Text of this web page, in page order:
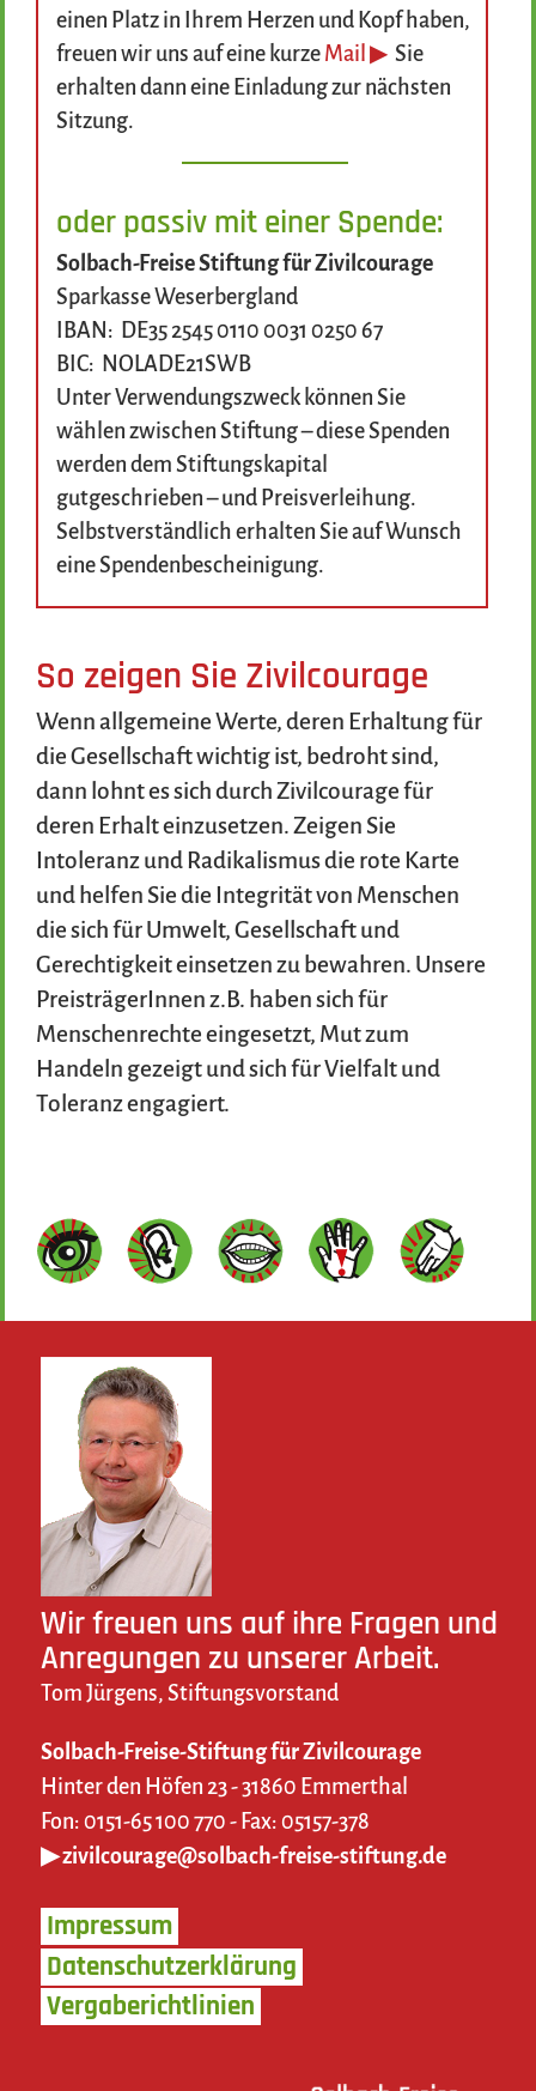
einen Platz in Ihrem Herzen und Kopf haben,
freuen wir uns auf eine kurze Mail ▶Sie
erhalten dann eine Einladung zur nächsten
Sitzung.
oder passiv mit einer Spende:
Solbach-Freise Stiftung für Zivilcourage
Sparkasse Weserbergland
IBAN: DE35 2545 0110 0031 0250 67
BIC: NOLADE21SWB
Unter Verwendungszweck können Sie
wählen zwischen Stiftung – diese Spenden
werden dem Stiftungskapital
gutgeschrieben – und Preisverleihung.
Selbstverständlich erhalten Sie auf Wunsch
eine Spendenbescheinigung.
So zeigen Sie Zivilcourage
Wenn allgemeine Werte, deren Erhaltung für
die Gesellschaft wichtig ist, bedroht sind,
dann lohnt es sich durch Zivilcourage für
deren Erhalt einzusetzen. Zeigen Sie
Intoleranz und Radikalismus die rote Karte
und helfen Sie die Integrität von Menschen
die sich für Umwelt, Gesellschaft und
Gerechtigkeit einsetzen zu bewahren. Unsere
PreisträgerInnen z.B. haben sich für
Menschenrechte eingesetzt, Mut zum
Handeln gezeigt und sich für Vielfalt und
Toleranz engagiert.
Wir freuen uns auf ihre Fragen und
Anregungen zu unserer Arbeit.
Tom Jürgens, Stiftungsvorstand
Solbach-Freise-Stiftung für Zivilcourage
Hinter den Höfen 23 - 31860 Emmerthal
Fon: 0151-65 100 770 - Fax: 05157-378
▶ zivilcourage@solbach-freise-stiftung.de
Impressum
Datenschutzerklärung
Vergaberichtlinien